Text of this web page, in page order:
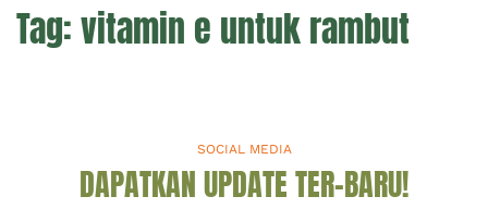
Tag:vitamin e untuk rambut
SOCIAL MEDIA
DAPATKAN UPDATE TER-BARU!